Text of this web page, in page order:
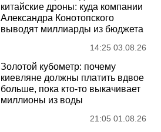
китайские дроны: куда компании
Александра Конотопского
выводят миллиарды из бюджета
14:25 03.08.26
Золотой кубометр: почему
киевляне должны платить вдвое
больше, пока кто-то выкачивает
миллионы из воды
21:05 01.08.26